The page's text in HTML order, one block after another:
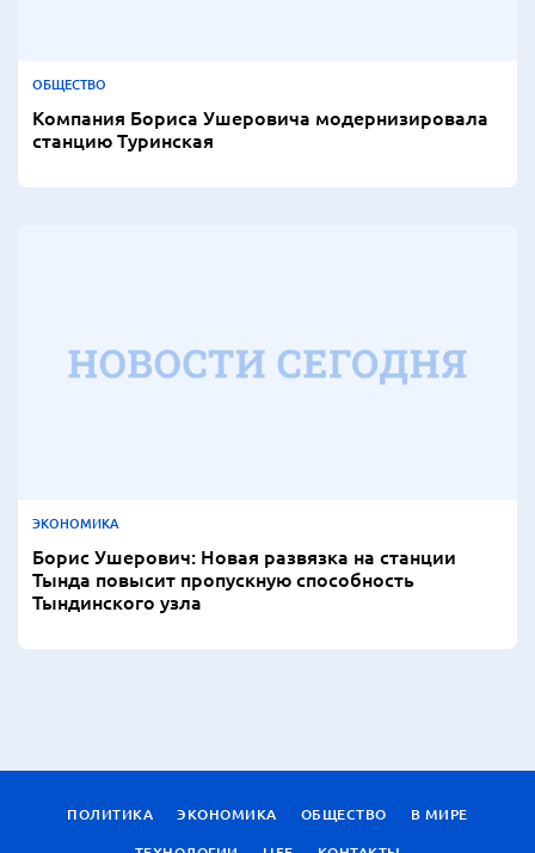
ОБЩЕСТВО
Компания Бориса Ушеровича модернизировала
станцию Туринская
ЭКОНОМИКА
Борис Ушерович: Новая развязка на станции
Тында повысит пропускную способность
Тындинского узла
ПОЛИТИКА ЭКОНОМИКА ОБЩЕСТВО
В МИРЕ